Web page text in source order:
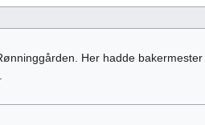
Her hadde